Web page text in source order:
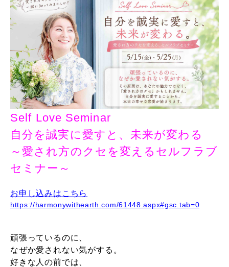
Self Love Seminar
自分を誠実に愛すと、未来が変わる
～愛され方のクセを変えるセルフラブ
セミナー～
お申し込みはこちら
https://harmonywithearth.com/61448.aspx#gsc.tab=0
頑張っているのに、
なぜか愛されない気がする。
好きな人の前では、